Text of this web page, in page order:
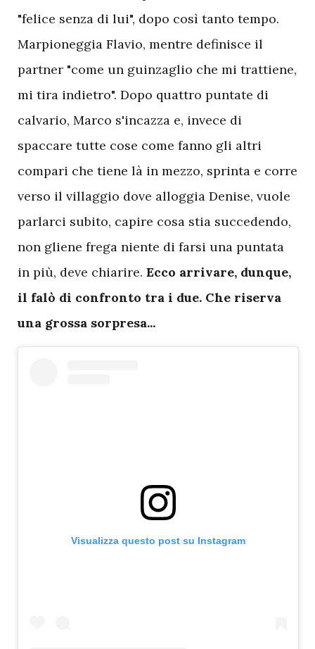
"felice senza di lui", dopo così tanto tempo.
Marpioneggia Flavio, mentre definisce il
partner "come un guinzaglio che mi trattiene,
mi tira indietro". Dopo quattro puntate di
calvario, Marco s'incazza e, invece di
spaccare tutte cose come fanno gli altri
compari che tiene là in mezzo, sprinta e corre
verso il villaggio dove alloggia Denise, vuole
parlarci subito, capire cosa stia succedendo,
non gliene frega niente di farsi una puntata
in più, deve chiarire. Ecco arrivare, dunque,
il falò di confronto tra i due. Che riserva
una grossa sorpresa...
Visualizza questo post su Instagram